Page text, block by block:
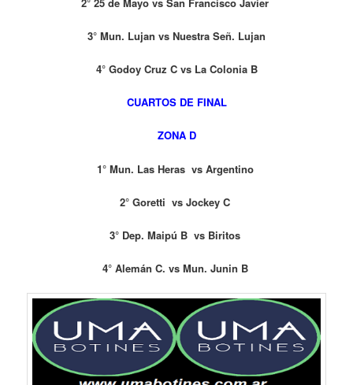
3° Mun. Lujan vs Nuestra Señ. Lujan
4° Godoy Cruz C vs La Colonia B
CUARTOS DE FINAL
ZONA D
1° Mun. Las Heras vs Argentino
2° Goretti vs Jockey C
3° Dep. Maipú B vs Biritos
4° Alemán C. vs Mun. Junin B